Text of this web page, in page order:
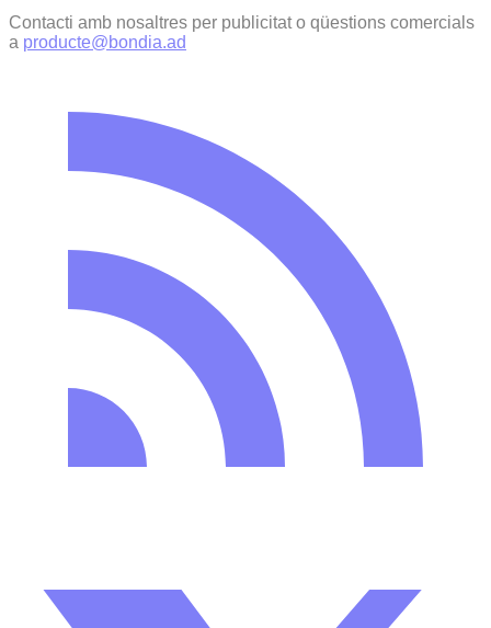
Contacti amb nosaltres per publicitat o qüestions comercials
a producte@bondia.ad